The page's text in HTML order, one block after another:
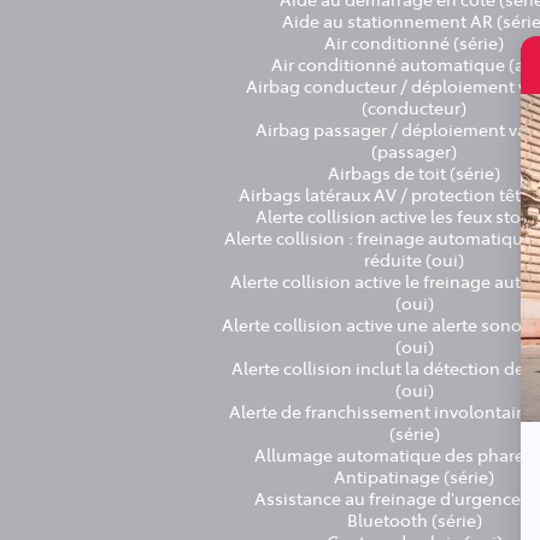
Aide au stationnement AR
Air conditionné (série)
Air conditionné automatique
Airbag conducteur / déploiement
(conducteur)
Airbag passager / déploiement
(passager)
Airbags de toit (série)
Airbags latéraux AV / protection tête
Alerte collision active les feux
Alerte collision : freinage automatique
réduite (oui)
Alerte collision active le freinage
(oui)
Alerte collision active une alerte
(oui)
Alerte collision inclut la détection des
(oui)
Alerte de franchissement involontaire
(série)
Allumage automatique des phares
Antipatinage (série)
Assistance au freinage d'urgence
Bluetooth (série)